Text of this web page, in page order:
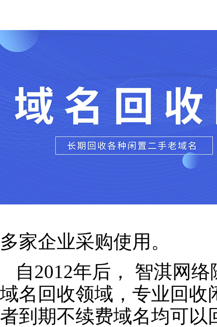
多家企业采购使用。
自2012年后， 智淇网
域名回收领域，专业回收
者到期不续费域名均可以